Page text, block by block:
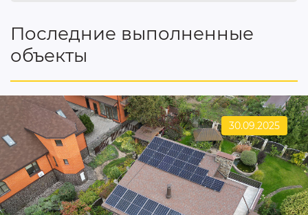
Последние выполненные
объекты
30.09.2025